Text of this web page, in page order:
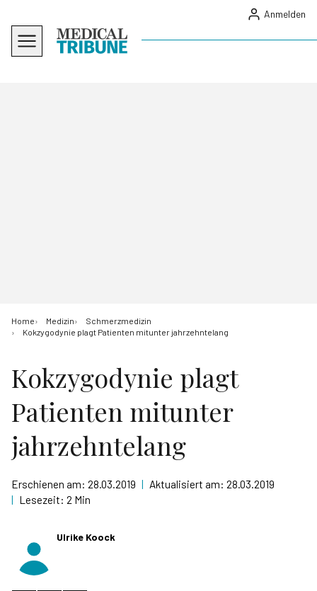
Anmelden
Home Medizin
Schmerzmedizin
Kokzygodynie plagt Patienten mitunter jahrzehntelang
Kokzygodynie plagt
Patienten mitunter
jahrzehntelang
Erschienen am: 28.03.2019 | Aktualisiert am: 28.03.2019
| Lesezeit: 2 Min
Ulrike Koock